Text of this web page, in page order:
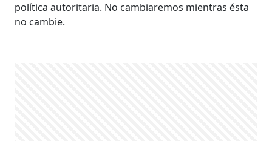
política autoritaria. No cambiaremos mientras ésta
no cambie.